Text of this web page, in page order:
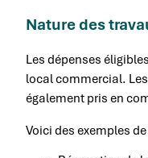
Nature des
Les dépenses
local commercial.
également pris en
Voici des exemples